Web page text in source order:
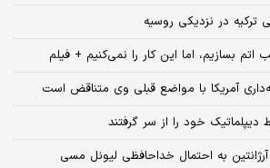
در نزدیکی روسیه
بسازیم، اما این کار را نمی‌کنیم + فیلم
آمریکا با مواضع قبلی وی متناقض است
خود را از سر گرفتند
به احتمال خداحافظی لیونل مسی